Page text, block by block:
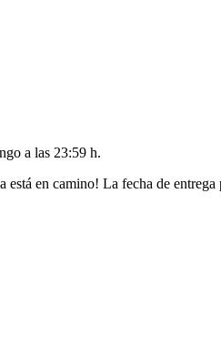
a las 23:59 h.
en camino! La fecha de